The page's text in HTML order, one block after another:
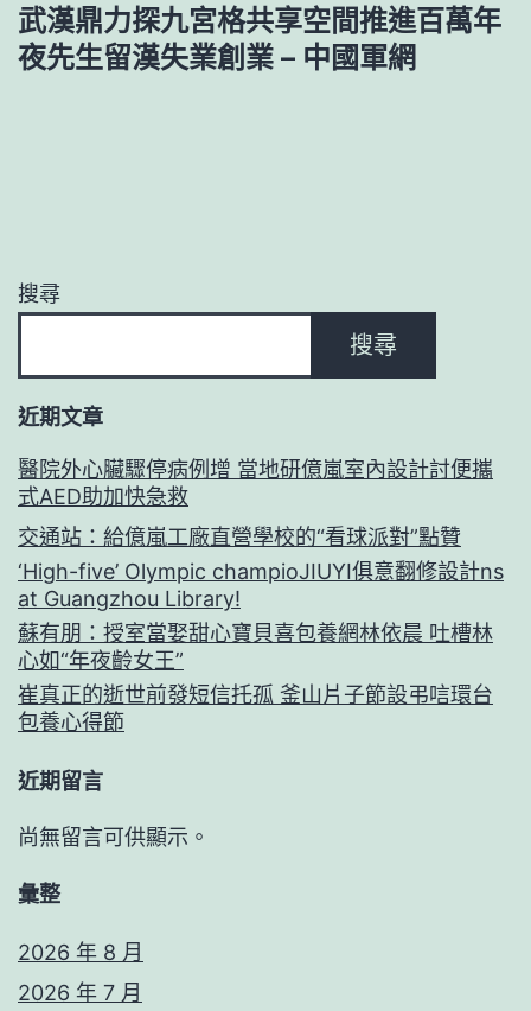
武漢鼎力探九宮格共享空間推進百萬年
夜先生留漢失業創業 – 中國軍網
搜尋
搜尋
近期文章
醫院外心臟驟停病例增 當地研億嵐室內設計討便攜
式AED助加快急救
交通站：給億嵐工廠直營學校的“看球派對”點贊
‘High-five’ Olympic champioJIUYI俱意翻修設計ns
at Guangzhou Library!
蘇有朋：授室當娶甜心寶貝喜包養網林依晨 吐槽林
心如“年夜齡女王”
崔真正的逝世前發短信托孤 釜山片子節設弔唁環台
包養心得節
近期留言
尚無留言可供顯示。
彙整
2026 年 8 月
2026 年 7 月